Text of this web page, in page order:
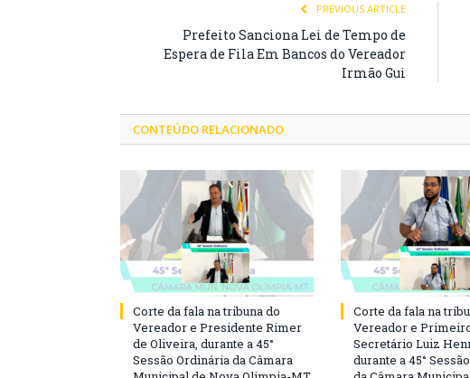
PREVIOUS ARTICLE
Prefeito Sanciona Lei de Tempo de
Espera de Fila Em Bancos do Vereador
Irmão Gui
CONTEÚDO RELACIONADO
Corte da fala na tribuna do
Vereador e Presidente Rimer
de Oliveira, durante a 45°
Sessão Ordinária da Câmara
Corte da fala na
Vereador e
Secretário Luiz
durante a 45°